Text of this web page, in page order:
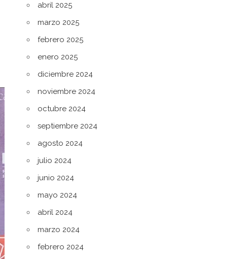
abril 2025
marzo 2025
febrero 2025
enero 2025
diciembre 2024
noviembre 2024
octubre 2024
septiembre 2024
agosto 2024
julio 2024
junio 2024
mayo 2024
abril 2024
marzo 2024
febrero 2024